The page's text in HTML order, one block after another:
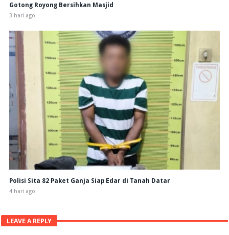
Gotong Royong Bersihkan Masjid
3 hari ago
Polisi Sita 82 Paket Ganja Siap Edar di Tanah Datar
4 hari ago
LEAVE A REPLY